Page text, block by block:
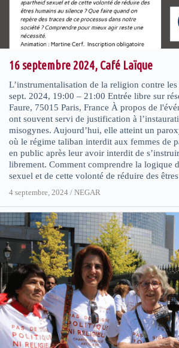
16 septembre 2024, Café Laïque
L’instrumentalisation de la religion contre
sept. 2024, 19:00 – 21:00 Entrée libre sur
Faure, 75015 Paris, France À propos de
ont souvent servi de justification à
misogynes. Aujourd’hui, elle atteint un
où le régime taliban interdit aux femmes de
en public après leur avoir interdit de
librement. Comment comprendre la logique
sexuel et de cette volonté de réduire des
4 septembre, 2024 / NEGAR